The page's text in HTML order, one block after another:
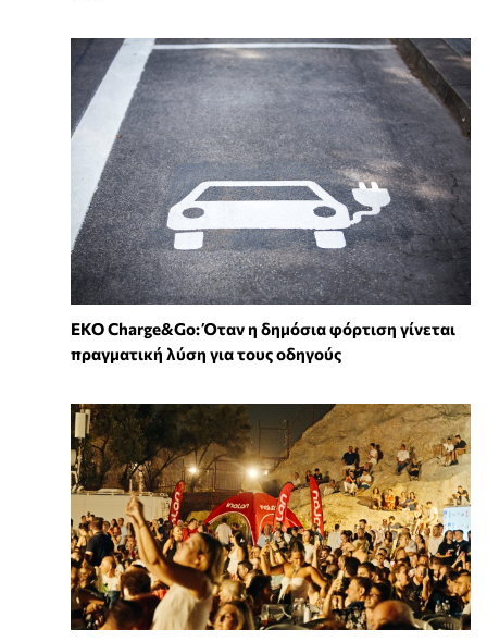
EKO Charge&Go: Όταν η δημόσια φόρτιση γίνεται
πραγματική λύση για τους οδηγούς